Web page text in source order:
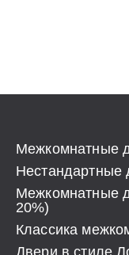
Межкомнатные
Нестандартные
Межкомнатные
20%)
Классика
Двери в стиле